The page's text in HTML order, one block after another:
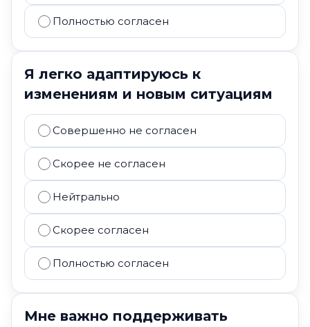
Полностью согласен
Я легко адаптируюсь к
изменениям и новым ситуациям
Совершенно не согласен
Скорее не согласен
Нейтрально
Скорее согласен
Полностью согласен
Мне важно поддерживать